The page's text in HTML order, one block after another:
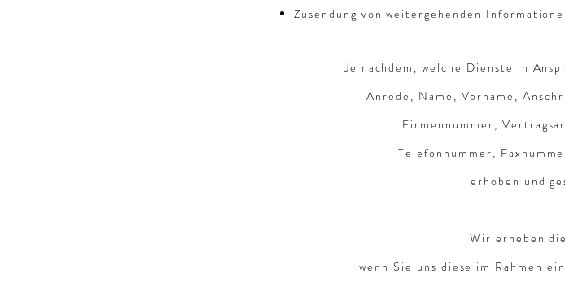
Zusendung von weitergehenden
Je nachdem, welche Dienste in
Anrede, Name, Vorname,
Firmennummer,
Telefonnummer,
erhoben und
Wir erheben
wenn Sie uns diese im Rahmen